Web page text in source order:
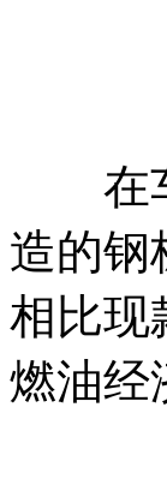
在车
造的钢
相比现
燃油经